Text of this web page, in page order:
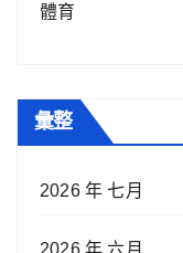
體育
彙整
2026 年 七月
2026 年 六月